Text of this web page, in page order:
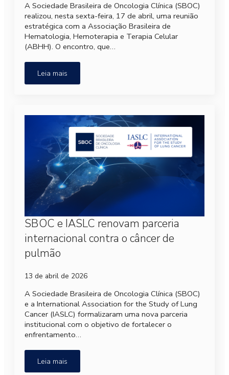
A Sociedade Brasileira de Oncologia Clínica (SBOC)
realizou, nesta sexta-feira, 17 de abril, uma reunião
estratégica com a Associação Brasileira de
Hematologia, Hemoterapia e Terapia Celular
(ABHH). O encontro, que…
Leia mais
SBOC e IASLC renovam parceria
internacional contra o câncer de
pulmão
13 de abril de 2026
A Sociedade Brasileira de Oncologia Clínica (SBOC)
e a International Association for the Study of Lung
Cancer (IASLC) formalizaram uma nova parceria
institucional com o objetivo de fortalecer o
enfrentamento…
Leia mais